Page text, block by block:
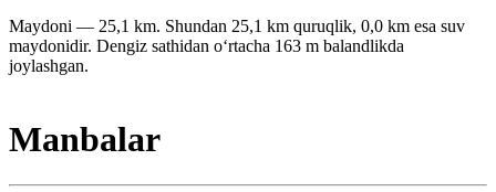
Maydoni — 25,1 km. Shundan 25,1 km quruqlik, 0,0 km esa suv
maydonidir. Dengiz sathidan oʻrtacha 163 m balandlikda
joylashgan.
Manbalar